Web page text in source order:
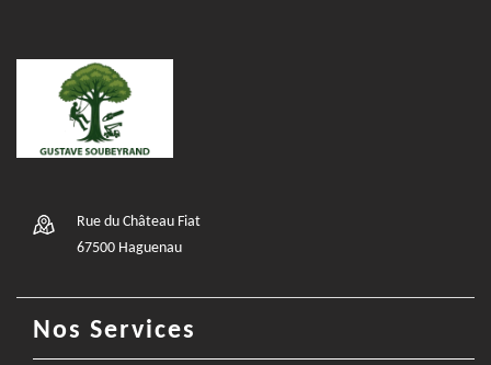
Rue du Château Fiat
67500 Haguenau
Nos Services